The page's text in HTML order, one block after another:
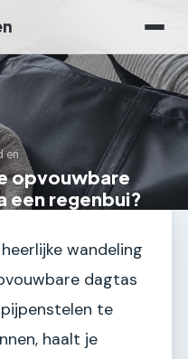
en
opvouwbare
een regenbui?
wandeling
dagtas
te
haalt je